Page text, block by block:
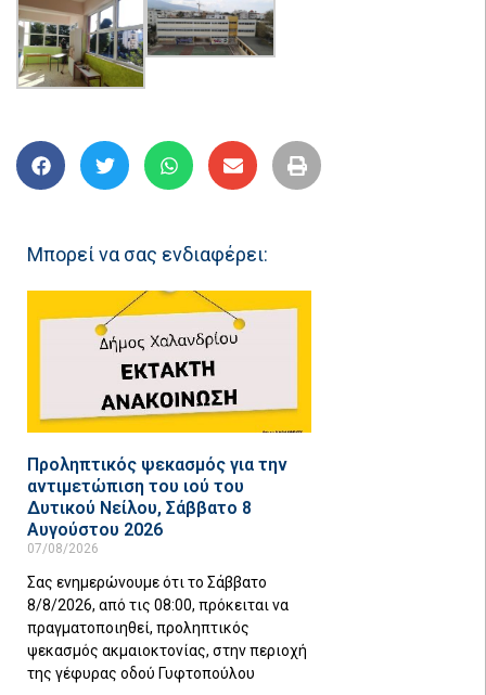
Μπορεί να σας ενδιαφέρει:
Προληπτικός ψεκασμός για την
αντιμετώπιση του ιού του
Δυτικού Νείλου, Σάββατο 8
Αυγούστου 2026
07/08/2026
Σας ενημερώνουμε ότι το Σάββατο
8/8/2026, από τις 08:00, πρόκειται να
πραγματοποιηθεί, προληπτικός
ψεκασμός ακμαιοκτονίας, στην περιοχή
της γέφυρας οδού Γυφτοπούλου